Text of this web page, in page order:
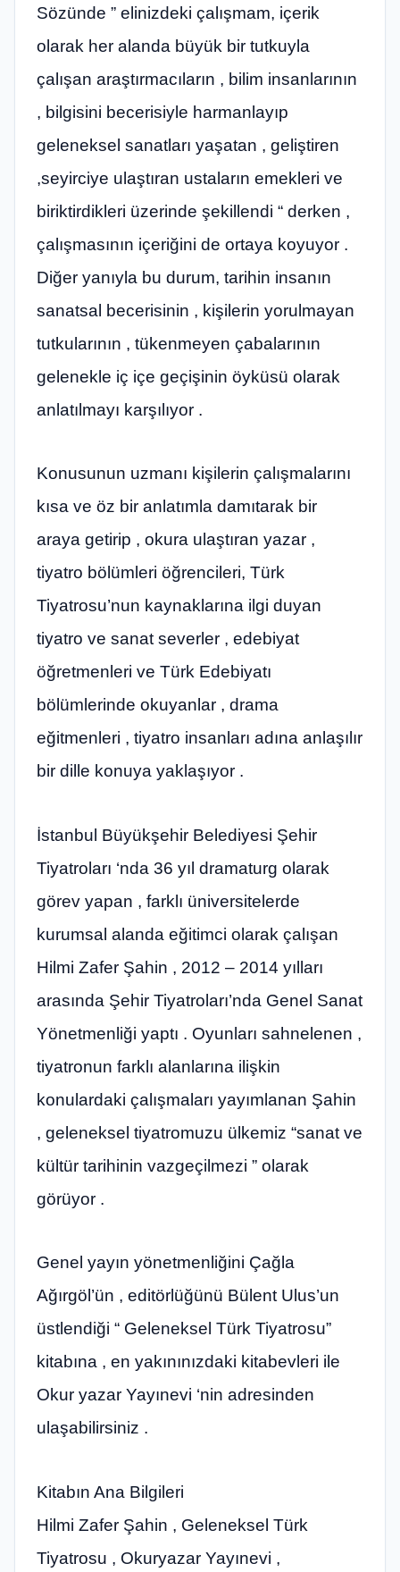
Sözünde ” elinizdeki çalışmam, içerik
olarak her alanda büyük bir tutkuyla
çalışan araştırmacıların , bilim insanlarının
, bilgisini becerisiyle harmanlayıp
geleneksel sanatları yaşatan , geliştiren
,seyirciye ulaştıran ustaların emekleri ve
biriktirdikleri üzerinde şekillendi “ derken ,
çalışmasının içeriğini de ortaya koyuyor .
Diğer yanıyla bu durum, tarihin insanın
sanatsal becerisinin , kişilerin yorulmayan
tutkularının , tükenmeyen çabalarının
gelenekle iç içe geçişinin öyküsü olarak
anlatılmayı karşılıyor .
Konusunun uzmanı kişilerin çalışmalarını
kısa ve öz bir anlatımla damıtarak bir
araya getirip , okura ulaştıran yazar ,
tiyatro bölümleri öğrencileri, Türk
Tiyatrosu’nun kaynaklarına ilgi duyan
tiyatro ve sanat severler , edebiyat
öğretmenleri ve Türk Edebiyatı
bölümlerinde okuyanlar , drama
eğitmenleri , tiyatro insanları adına anlaşılır
bir dille konuya yaklaşıyor .
İstanbul Büyükşehir Belediyesi Şehir
Tiyatroları ‘nda 36 yıl dramaturg olarak
görev yapan , farklı üniversitelerde
kurumsal alanda eğitimci olarak çalışan
Hilmi Zafer Şahin , 2012 – 2014 yılları
arasında Şehir Tiyatroları’nda Genel Sanat
Yönetmenliği yaptı . Oyunları sahnelenen ,
tiyatronun farklı alanlarına ilişkin
konulardaki çalışmaları yayımlanan Şahin
, geleneksel tiyatromuzu ülkemiz “sanat ve
kültür tarihinin vazgeçilmezi ” olarak
görüyor .
Genel yayın yönetmenliğini Çağla
Ağırgöl’ün , editörlüğünü Bülent Ulus’un
üstlendiği “ Geleneksel Türk Tiyatrosu”
kitabına , en yakınınızdaki kitabevleri ile
Okur yazar Yayınevi ‘nin adresinden
ulaşabilirsiniz .
Kitabın Ana Bilgileri
Hilmi Zafer Şahin , Geleneksel Türk
Tiyatrosu , Okuryazar Yayınevi ,